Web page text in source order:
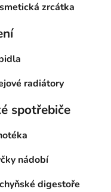
zrcátka
radiátory
spotřebiče
nádobí
digestoře